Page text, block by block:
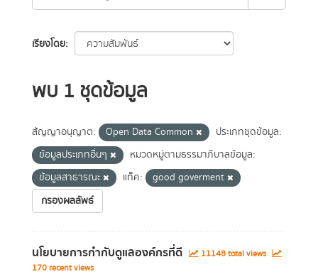
เรียงโดย
พบ 1 ชุดข้อมูล
สัญญาอนุญาต: Open Data Common
ประเภทชุดข้อมูล:
ข้อมูลประเภทอื่นๆ
หมวดหมู่ตามธรรมาภิบาลข้อมูล:
ข้อมูลสาธารณะ
แท็ค:
good goverment
กรองผลลัพธ์
นโยบายการกำกับดูแลองค์กรที่ดี
11148 total views
170 recent views